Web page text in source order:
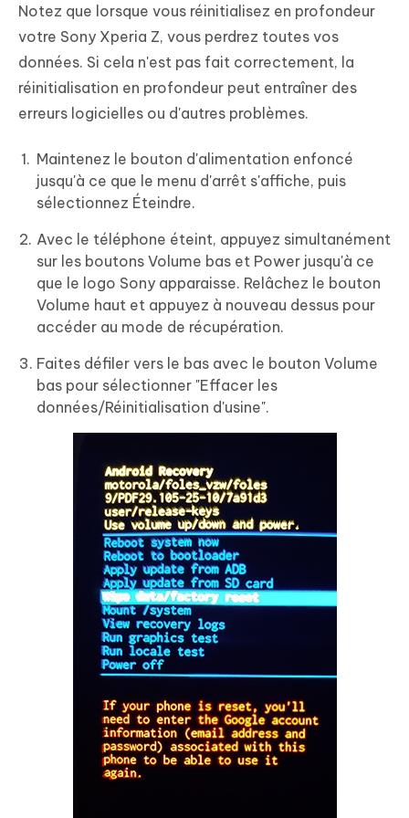
Notez que lorsque vous réinitialisez en profondeur
votre Sony Xperia Z, vous perdrez toutes vos
données. Si cela n'est pas fait correctement, la
réinitialisation en profondeur peut entraîner des
erreurs logicielles ou d'autres problèmes.
Maintenez le bouton d'alimentation enfoncé
jusqu'à ce que le menu d'arrêt s'affiche, puis
sélectionnez Éteindre.
Avec le téléphone éteint, appuyez simultanément
sur les boutons Volume bas et Power jusqu'à ce
que le logo Sony apparaisse. Relâchez le bouton
Volume haut et appuyez à nouveau dessus pour
accéder au mode de récupération.
Faites défiler vers le bas avec le bouton Volume
bas pour sélectionner "Effacer les
données/Réinitialisation d'usine".